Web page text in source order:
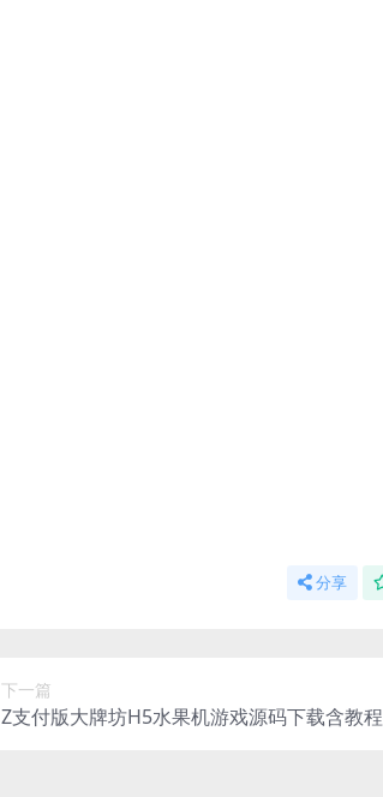
分享
下一篇
Z支付版大牌坊H5水果机游戏源码下载含教程